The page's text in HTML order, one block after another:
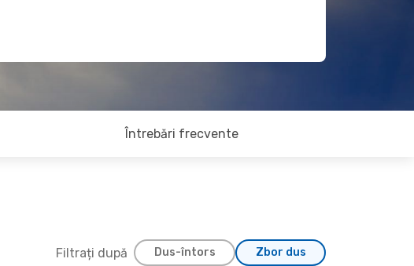
Întrebări frecvente
Filtrați după Dus-întors Zbor dus